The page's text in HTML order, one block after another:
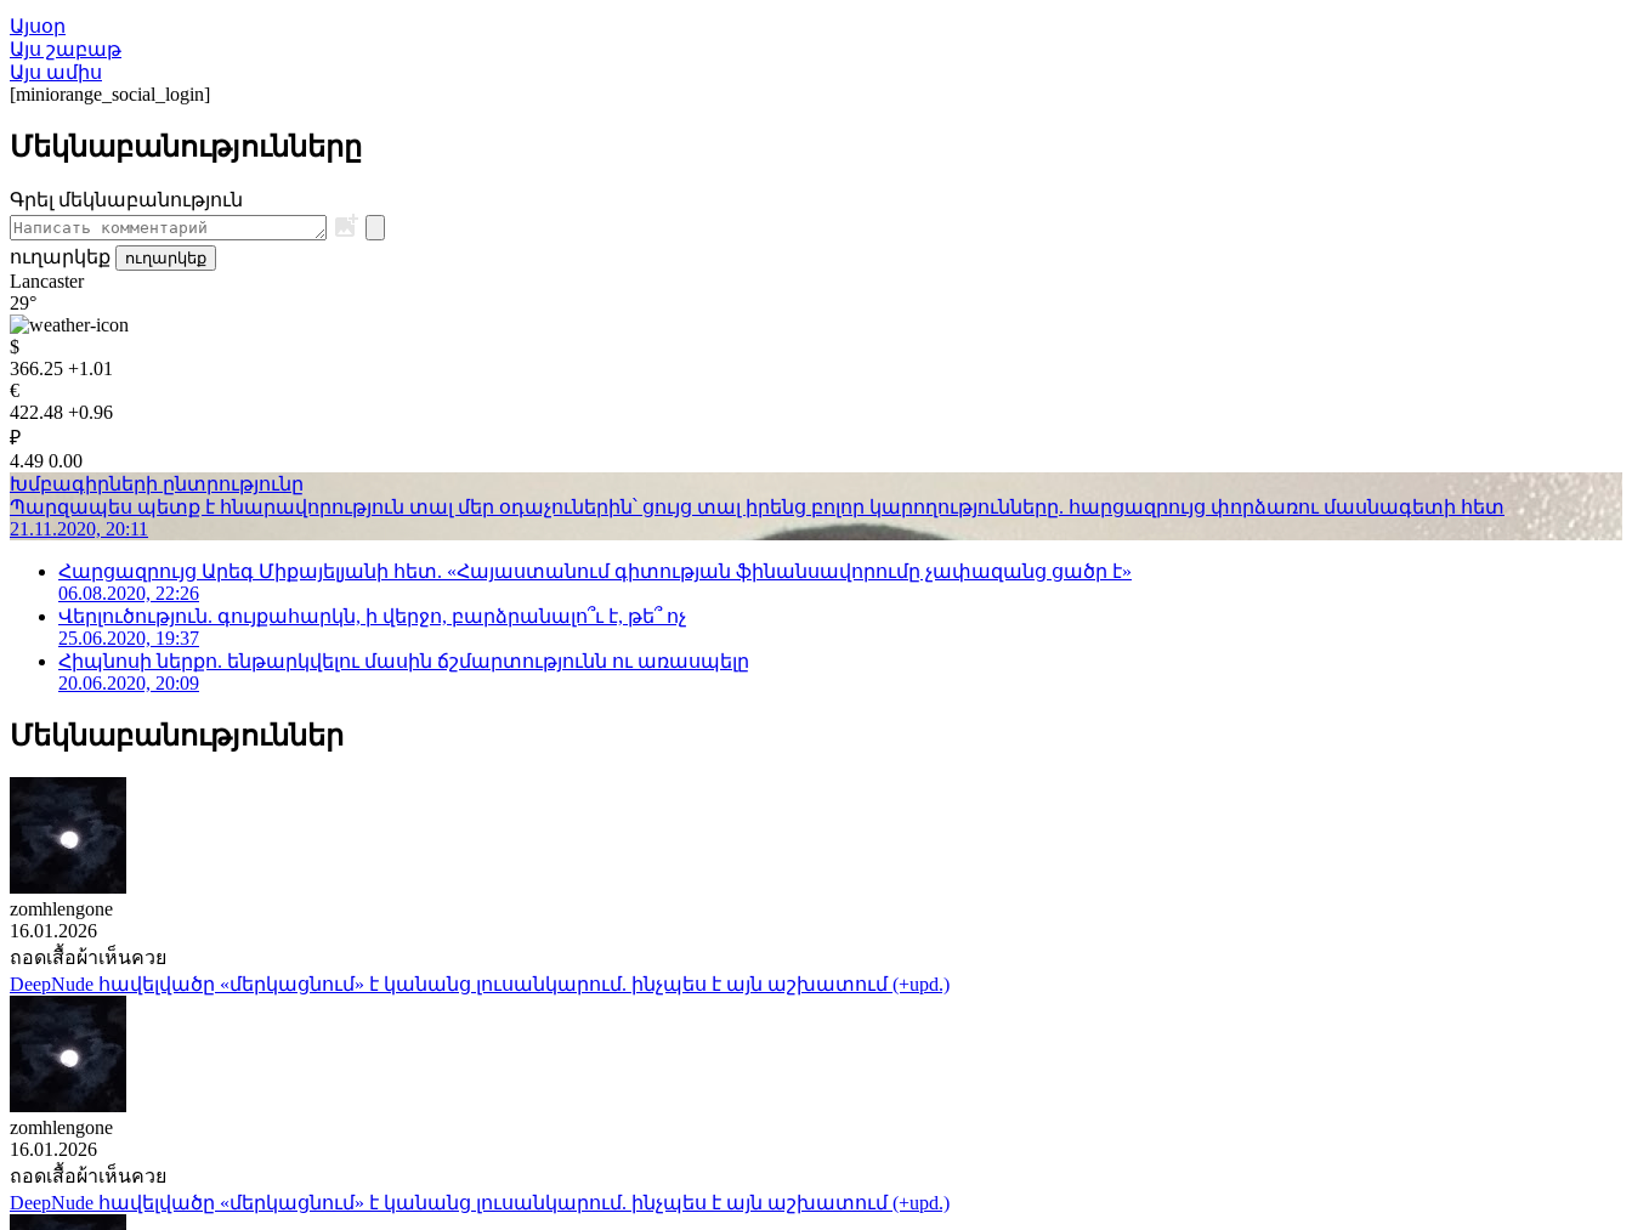
Այսօր
Այս շաբաթ
Այս ամիս
[miniorange_social_login]
Մեկնաբանությունները
Գրել մեկնաբանություն
ուղարկեք ուղարկեք
Lancaster
29°
$
366.25 +1.01
€
422.48 +0.96
₽
4.49 0.00
Խմբագիրների ընտրությունը
Պարզապես պետք է հնարավորություն տալ մեր օդաչուներին՝ ցույց տալ իրենց բոլոր կարողությունները. հարցազրույց փորձառու մասնագետի հետ
21.11.2020, 20:11
Հարցազրույց Արեգ Միքայելյանի հետ. «Հայաստանում գիտության ֆինանսավորումը չափազանց ցածր է»
06.08.2020, 22:26
Վերլուծություն. գույքահարկն, ի վերջո, բարձրանալո՞ւ է, թե՞ ոչ
25.06.2020, 19:37
Հիպնոսի ներքո. ենթարկվելու մասին ճշմարտությունն ու առասպելը
20.06.2020, 20:09
Մեկնաբանություններ
zomhlengone
16.01.2026
ถอดเสื้อผ้าเห็นควย
DeepNude հավելվածը «մերկացնում» է կանանց լուսանկարում. ինչպես է այն աշխատում (+upd.)
zomhlengone
16.01.2026
ถอดเสื้อผ้าเห็นควย
DeepNude հավելվածը «մերկացնում» է կանանց լուսանկարում. ինչպես է այն աշխատում (+upd.)